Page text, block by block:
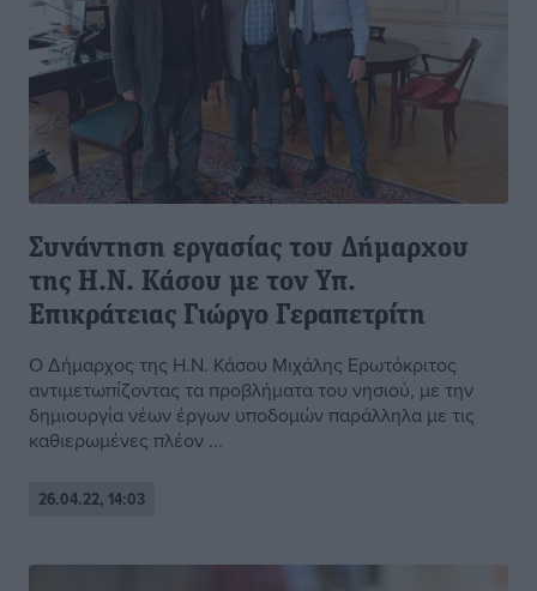
Συνάντηση εργασίας του Δήμαρχου
της Η.Ν. Κάσου με τον Υπ.
Επικράτειας Γιώργο Γεραπετρίτη
Ο Δήμαρχος της Η.Ν. Κάσου Μιχάλης Ερωτόκριτος
αντιμετωπίζοντας τα προβλήματα του νησιού, με την
δημιουργία νέων έργων υποδομών παράλληλα με τις
καθιερωμένες πλέον ...
26.04.22, 14:03